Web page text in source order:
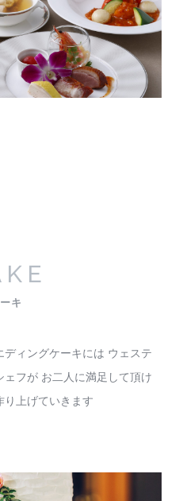
キ
ィングケーキには ウェステ
ェフがお二人に満足して頂け
り上げていきます